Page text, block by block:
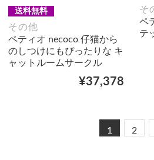
送料無料
その他
ペティオ necoco 仔猫から
のしつけにもぴったりな キ
ャットルームサークル
¥37,378
そ
ペ
テ
1 2